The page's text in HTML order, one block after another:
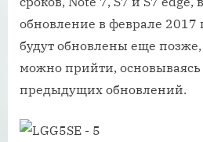
обновление в феврале 2017
будут обновлены еще
можно прийти, основываясь
предыдущих обновлений.